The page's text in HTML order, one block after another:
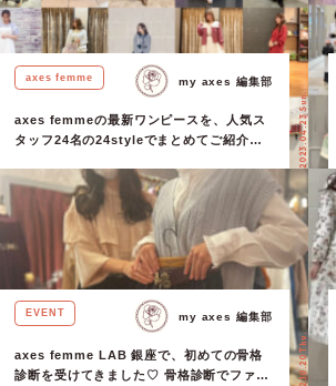
axes femme
axes femmeの最新ワンピースを、人気ス
タッフ24名の24styleでまとめてご紹介
2023.04.23 Sun.
my axes 編集部
EVENT
axes femme LAB 銀座で、初めての骨格
診断を受けてきました♡ 骨格診断でファッ
2022.10.20 Thu.
my axes 編集部